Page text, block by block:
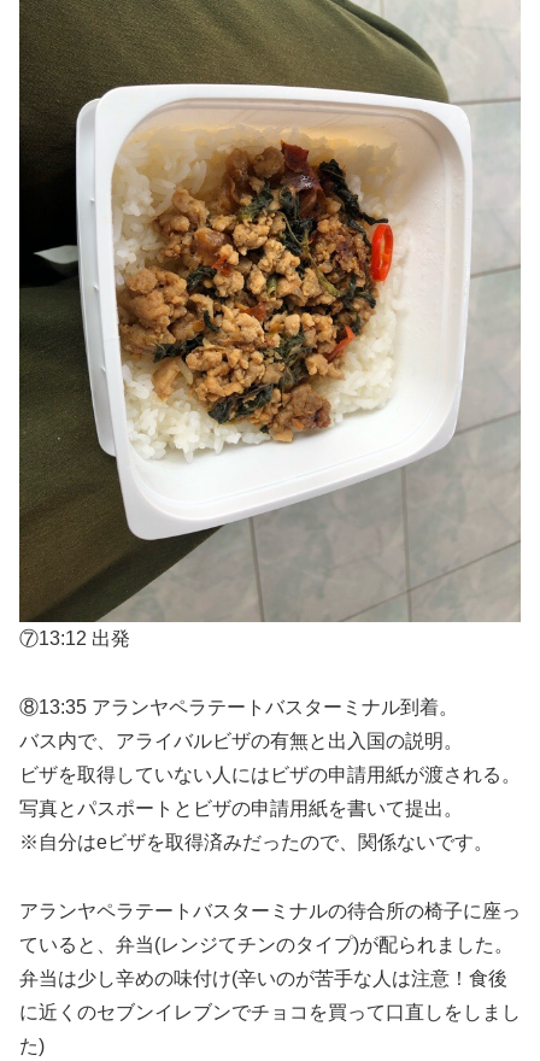
⑦13:12 出発
⑧13:35 アランヤペラテートバスターミナル到着。
バス内で、アライバルビザの有無と出入国の説明。
ビザを取得していない人にはビザの申請用紙が渡される。
写真とパスポートとビザの申請用紙を書いて提出。
※自分はeビザを取得済みだったので、関係ないです。
アランヤペラテートバスターミナルの待合所の椅子に座っ
ていると、弁当(レンジてチンのタイプ)が配られました。
弁当は少し辛めの味付け(辛いのが苦手な人は注意！食後
に近くのセブンイレブンでチョコを買って口直しをしまし
た)